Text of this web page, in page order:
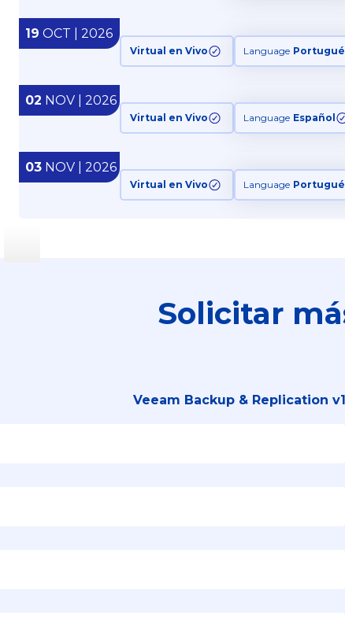
19 OCT | 2026
Virtual en Vivo Language
02 NOV | 2026
Virtual en Vivo Language Español
03 NOV | 2026
Virtual en Vivo Language
Solicitar
Veeam Backup & Replication